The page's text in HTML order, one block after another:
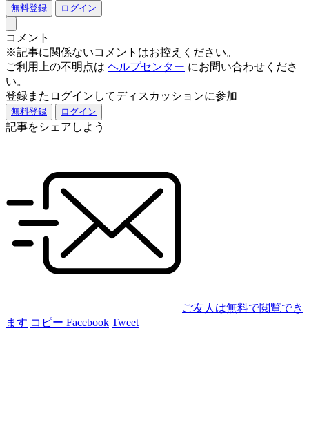
無料登録 ログイン
コメント
※記事に関係ないコメントはお控えください。
ご利用上の不明点は ヘルプセンター にお問い合わせくださ
い。
登録またログインしてディスカッションに参加
無料登録 ログイン
記事をシェアしよう
ご友人は無料で閲覧でき
ます コピー Facebook Tweet